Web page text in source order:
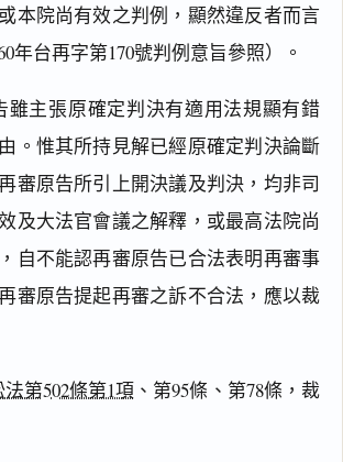
本院尚有效之判例，顯然違反者而言
年台再字第170號判例意旨參照）。
雖主張原確定判決有適用法規顯有錯
。惟其所持見解已經原確定判決論斷
審原告所引上開決議及判決，均非司
及大法官會議之解釋，或最高法院尚
自不能認再審原告已合法表明再審事
審原告提起再審之訴不合法，應以裁
第502條第1項 、第95條、第78條，裁
閱讀 研究
搜尋本
主